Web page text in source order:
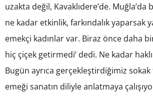
uzakta değil, Kavaklıdere’de.
ne kadar etkinlik, farkındalık yaparsak
emekçi kadınlar var. Biraz önce daha
hiç çiçek getirmedi’ dedi. Ne kadar
Bugün ayrıca gerçekleştirdiğimiz
emeği sanatın diliyle anlatmaya